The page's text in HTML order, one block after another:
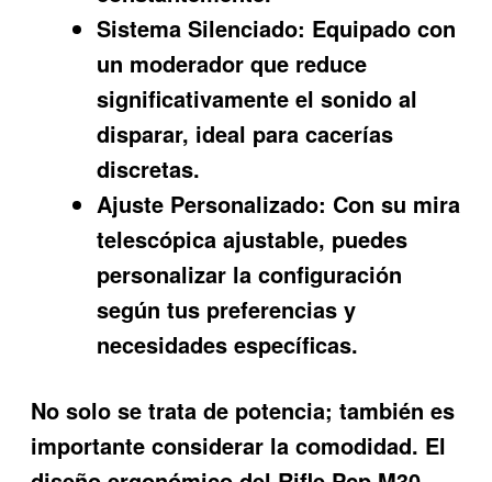
Sistema Silenciado: Equipado con
un moderador que reduce
significativamente el sonido al
disparar, ideal para cacerías
discretas.
Ajuste Personalizado: Con su mira
telescópica ajustable, puedes
personalizar la configuración
según tus preferencias y
necesidades específicas.
No solo se trata de potencia; también es
importante considerar la comodidad. El